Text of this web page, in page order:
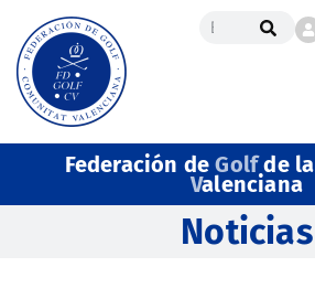
Federación deGolfde la
Valenciana
Noticias